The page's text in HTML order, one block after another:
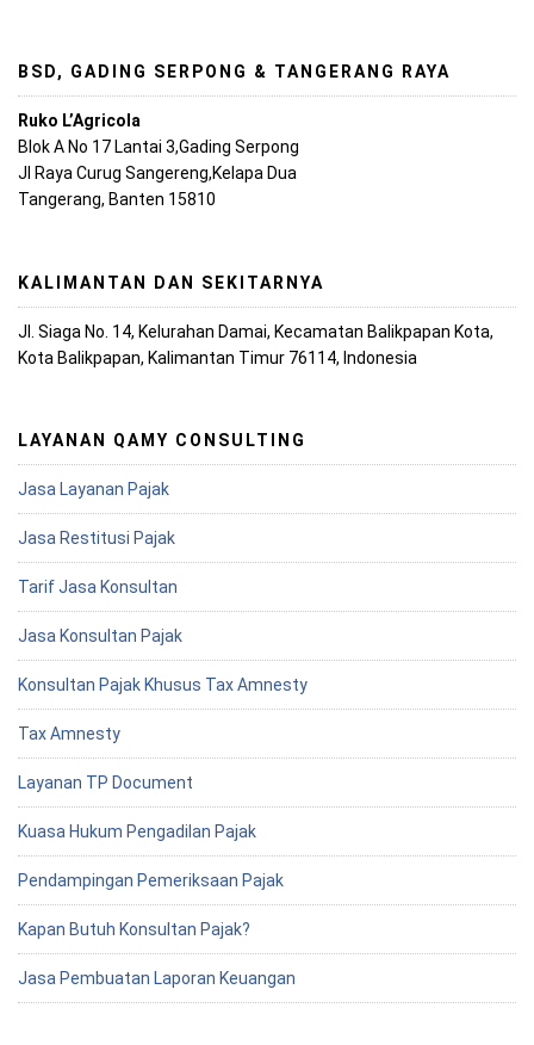
BSD, GADING SERPONG & TANGERANG RAYA
Ruko L’Agricola
Blok A No 17 Lantai 3,Gading Serpong
Jl Raya Curug Sangereng,Kelapa Dua
Tangerang, Banten 15810
KALIMANTAN DAN SEKITARNYA
Jl. Siaga No. 14, Kelurahan Damai, Kecamatan Balikpapan Kota,
Kota Balikpapan, Kalimantan Timur 76114, Indonesia
LAYANAN QAMY CONSULTING
Jasa Layanan Pajak
Jasa Restitusi Pajak
Tarif Jasa Konsultan
Jasa Konsultan Pajak
Konsultan Pajak Khusus Tax Amnesty
Tax Amnesty
Layanan TP Document
Kuasa Hukum Pengadilan Pajak
Pendampingan Pemeriksaan Pajak
Kapan Butuh Konsultan Pajak?
Jasa Pembuatan Laporan Keuangan